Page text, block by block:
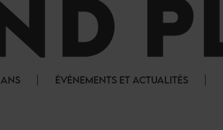
ÉVÉNEMENTS ET ACTUALITÉS